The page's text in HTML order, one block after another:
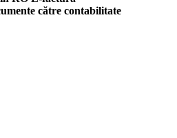
către contabilitate